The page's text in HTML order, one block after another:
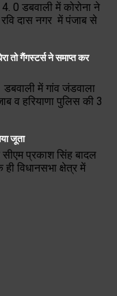
0 डबवाली में कोरोना ने
दास नगर में पंजाब से
तो गैंगस्टर्स ने समाप्त कर
में गांव जंडवाला
व हरियाणा पुलिस की 3
जूता
प्रकाश सिंह बादल
विधानसभा क्षेत्र में